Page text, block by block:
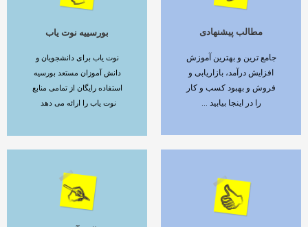
مطالب پیشنهادی
جامع ترین و بهترین آموزش
افزایش درآمد، بازاریابی و
فروش و بهبود کسب و کار
را در اینجا بیابید ...
ادامه مطلب بورسییه نوت یاب
نوت یاب برای دانشجویان و
دانش آموزان مستعد بورسیه
استفاده رایگان از تمامی منابع
نوت یاب را ارائه می دهد
ادامه مطلب